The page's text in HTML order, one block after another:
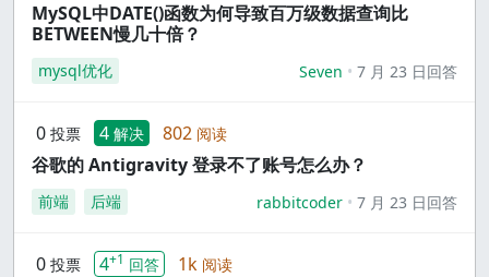
MySQL中DATE()函数为何导致百万级数据查询比
BETWEEN慢几十倍？
mysql优化 Seven 7 月 23 日回答
0 投票 4 解决 802 阅读
谷歌的 Antigravity 登录不了账号怎么办？
前端 后端 rabbitcoder 7 月 23 日回答
0 投票 4+1 回答 1k 阅读